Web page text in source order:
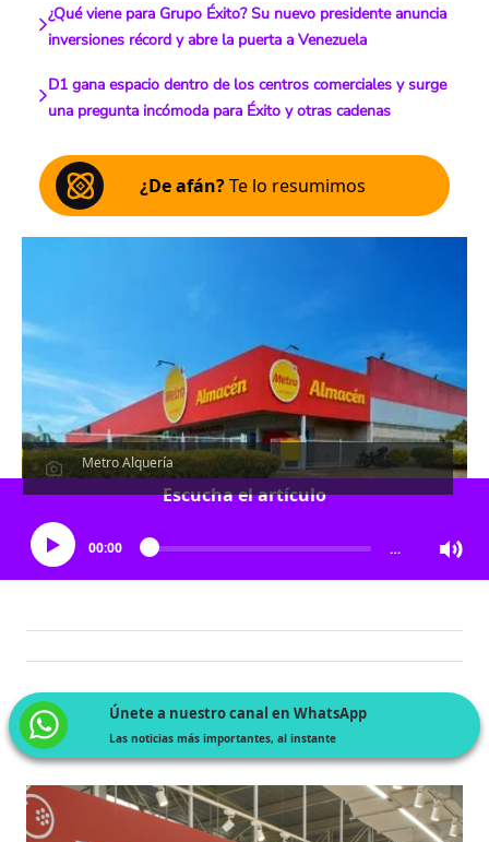
¿Qué viene para Grupo Éxito? Su nuevo presidente anuncia
inversiones récord y abre la puerta a Venezuela
D1 gana espacio dentro de los centros comerciales y surge
una pregunta incómoda para Éxito y otras cadenas
¿De afán?Te lo resumimos
Metro Alquería
Escucha el artículo
00:00 …
Únete a nuestro canal en WhatsApp
Las noticias más importantes, al instante